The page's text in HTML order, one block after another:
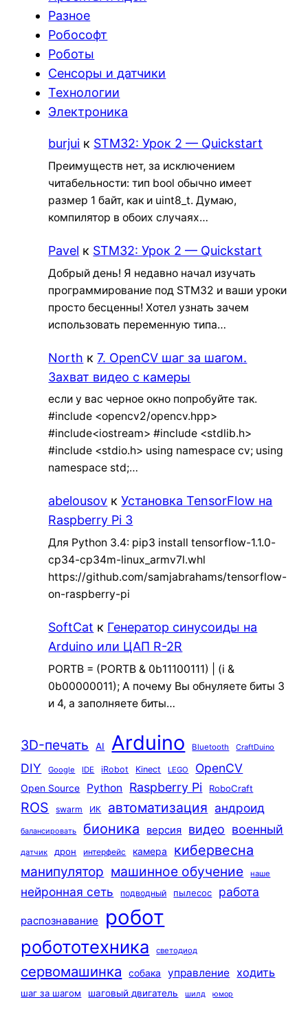
Разное
Робософт
Роботы
Сенсоры и датчики
Технологии
Электроника
burjui к STM32: Урок 2 — Quickstart
Преимуществ нет, за исключением
читабельности: тип bool обычно имеет
размер 1 байт, как и uint8_t. Думаю,
компилятор в обоих случаях…
Pavel к STM32: Урок 2 — Quickstart
Добрый день! Я недавно начал изучать
программирование под STM32 и ваши уроки
просто бесценны! Хотел узнать зачем
использовать переменную типа…
North к7. OpenCV шаг за шагом.
Захват видео с камеры
если у вас черное окно попробуйте так.
#include <opencv2/opencv.hpp>
#include<iostream> #include <stdlib.h>
#include <stdio.h> using namespace cv; using
namespace std;…
abelousov кУстановка TensorFlow на
Raspberry Pi 3
Для Python 3.4: pip3 install tensorflow-1.1.0-
cp34-cp34m-linux_armv7l.whl
https://github.com/samjabrahams/tensorflow-
on-raspberry-pi
SoftCat к Генератор синусоиды на
Arduino или ЦАП R-2R
PORTB = (PORTB & 0b11100111) | (i &
0b00000011); А почему Вы обнуляете биты 3
и 4, а заполняете биты…
3D-печать AI Arduino Bluetooth CraftDuino
DIY Google IDE iRobot Kinect LEGO OpenCV
Open Source Python Raspberry Pi RoboCraft
ROS swarm ИК автоматизация андроид
балансировать бионика версия видео военный
датчик дрон интерфейс камера кибервесна
манипулятор машинное обучение наше
нейронная сеть подводный пылесос работа
распознавание робот
робототехника светодиод
сервомашинка собака управление ходить
шаг за шагом шаговый двигатель шилд юмор